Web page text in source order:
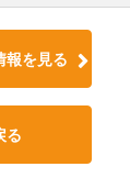
報を見る
る